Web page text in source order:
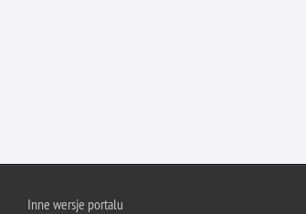
Inne wersje portalu